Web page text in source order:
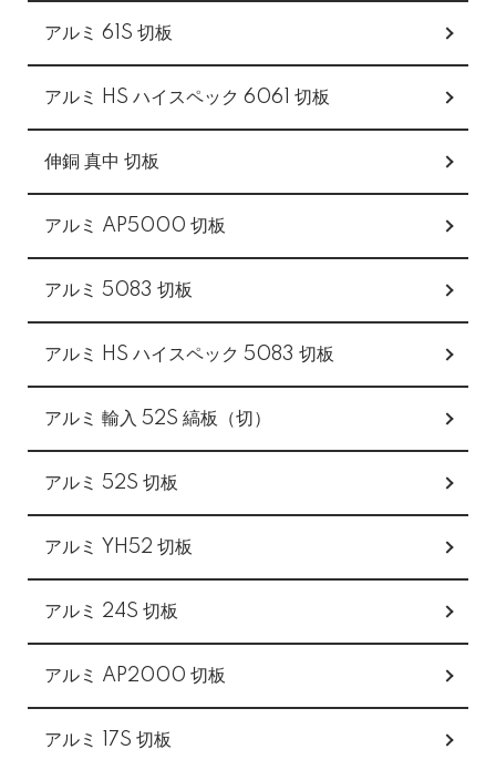
アルミ 61S 切板
アルミ HS ハイスペック 6061 切板
伸銅 真中 切板
アルミ AP5000 切板
アルミ 5083 切板
アルミ HS ハイスペック 5083 切板
アルミ 輸入 52S 縞板（切）
アルミ 52S 切板
アルミ YH52 切板
アルミ 24S 切板
アルミ AP2000 切板
アルミ 17S 切板